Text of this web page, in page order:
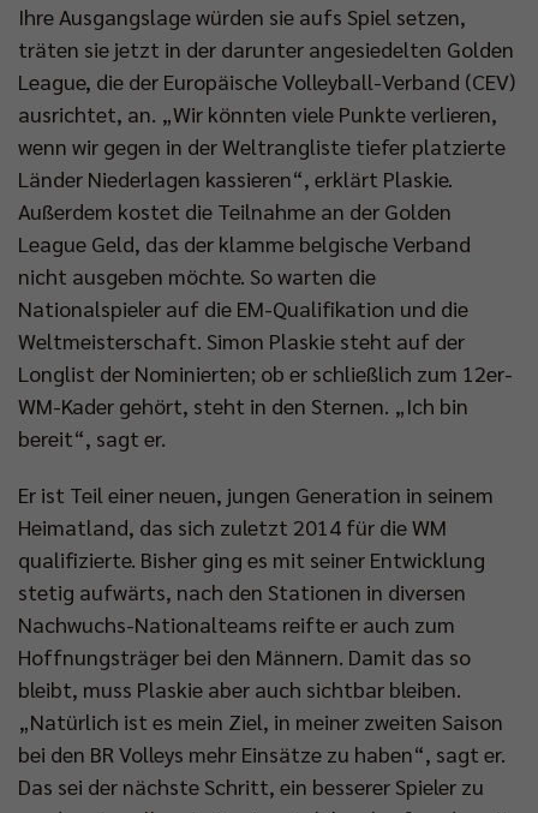
Ihre Ausgangslage würden sie aufs Spiel setzen,
träten sie jetzt in der darunter angesiedelten Golden
League, die der Europäische Volleyball-Verband (CEV)
ausrichtet, an. „Wir könnten viele Punkte verlieren,
wenn wir gegen in der Weltrangliste tiefer platzierte
Länder Niederlagen kassieren“, erklärt Plaskie.
Außerdem kostet die Teilnahme an der Golden
League Geld, das der klamme belgische Verband
nicht ausgeben möchte. So warten die
Nationalspieler auf die EM-Qualifikation und die
Weltmeisterschaft. Simon Plaskie steht auf der
Longlist der Nominierten; ob er schließlich zum 12er-
WM-Kader gehört, steht in den Sternen. „Ich bin
bereit“, sagt er.
Er ist Teil einer neuen, jungen Generation in seinem
Heimatland, das sich zuletzt 2014 für die WM
qualifizierte. Bisher ging es mit seiner Entwicklung
stetig aufwärts, nach den Stationen in diversen
Nachwuchs-Nationalteams reifte er auch zum
Hoffnungsträger bei den Männern. Damit das so
bleibt, muss Plaskie aber auch sichtbar bleiben.
„Natürlich ist es mein Ziel, in meiner zweiten Saison
bei den BR Volleys mehr Einsätze zu haben“, sagt er.
Das sei der nächste Schritt, ein besserer Spieler zu